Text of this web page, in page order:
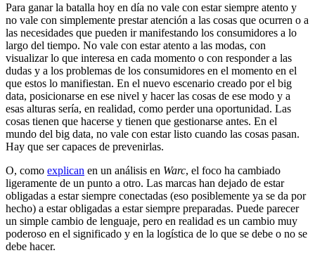
Para ganar la batalla hoy en día no vale con estar siempre atento y
no vale con simplemente prestar atención a las cosas que ocurren o a
las necesidades que pueden ir manifestando los consumidores a lo
largo del tiempo. No vale con estar atento a las modas, con
visualizar lo que interesa en cada momento o con responder a las
dudas y a los problemas de los consumidores en el momento en el
que estos lo manifiestan. En el nuevo escenario creado por el big
data, posicionarse en ese nivel y hacer las cosas de ese modo y a
esas alturas sería, en realidad, como perder una oportunidad. Las
cosas tienen que hacerse y tienen que gestionarse antes. En el
mundo del big data, no vale con estar listo cuando las cosas pasan.
Hay que ser capaces de prevenirlas.
O, como explican en un análisis en Warc, el foco ha cambiado
ligeramente de un punto a otro. Las marcas han dejado de estar
obligadas a estar siempre conectadas (eso posiblemente ya se da por
hecho) a estar obligadas a estar siempre preparadas. Puede parecer
un simple cambio de lenguaje, pero en realidad es un cambio muy
poderoso en el significado y en la logística de lo que se debe o no se
debe hacer.